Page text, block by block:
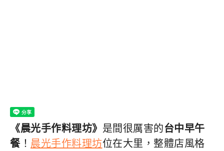
《晨光手作料理坊》 是間很厲害的台中早午
餐！ 晨光手作料理坊位在大里，整體店風格